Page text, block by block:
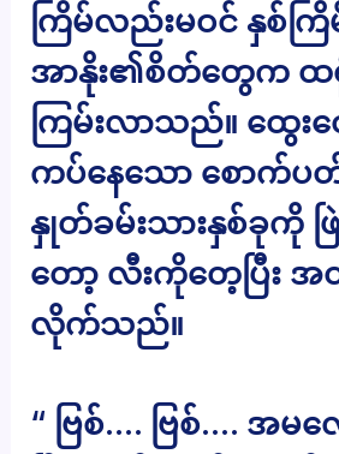
ကြိမ်လည်းမဝင် နှစ်က
အာနိုး၏စိတ်တွေက
ကြမ်းလာသည်။ ထွေး
ကပ်နေသော စောက်ပ
နှုတ်ခမ်းသားနှစ်ခုကို
တော့ လီးကိုတေ့ပြီး အ
လိုက်သည်။
“ ဗြစ်…. ဗြစ်…. အမလ